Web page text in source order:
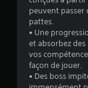
peuvent passer
pattes.
• Une
et absorbez
vos
façon de jouer.
• Des boss